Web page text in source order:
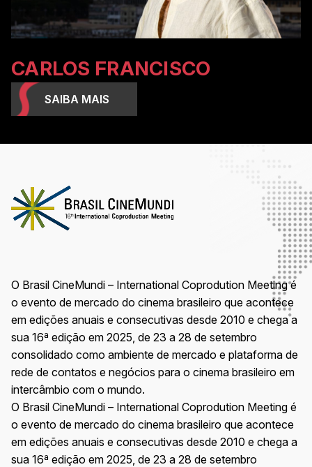
CARLOS FRANCISCO
SAIBA MAIS
O Brasil CineMundi – International Coprodution Meeting é
o evento de mercado do cinema brasileiro que acontece
em edições anuais e consecutivas desde 2010 e chega a
sua 16ª edição em 2025, de 23 a 28 de setembro
consolidado como ambiente de mercado e plataforma de
rede de contatos e negócios para o cinema brasileiro em
intercâmbio com o mundo.
O Brasil CineMundi – International Coprodution Meeting é
o evento de mercado do cinema brasileiro que acontece
em edições anuais e consecutivas desde 2010 e chega a
sua 16ª edição em 2025, de 23 a 28 de setembro